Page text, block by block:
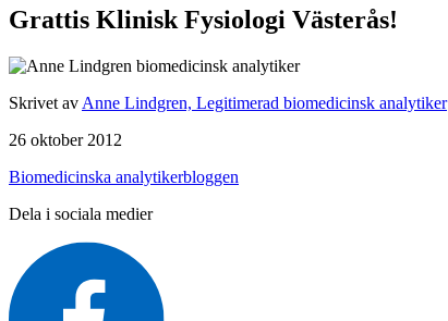
Grattis Klinisk Fysiologi Västerås!
Skrivet av Anne Lindgren, Legitimerad biomedicinsk analytiker
26 oktober 2012
Biomedicinska analytikerbloggen
Dela i sociala medier